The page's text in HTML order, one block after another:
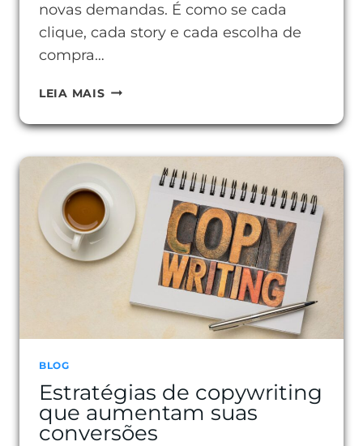
novas demandas. É como se cada
clique, cada story e cada escolha de
compra…
LEIA MAISHÁBITOS
DOS
E
O
QUE
ELES
ESPERAM
MARCAS
BLOG
Estratégias de copywriting
que aumentam suas
conversões